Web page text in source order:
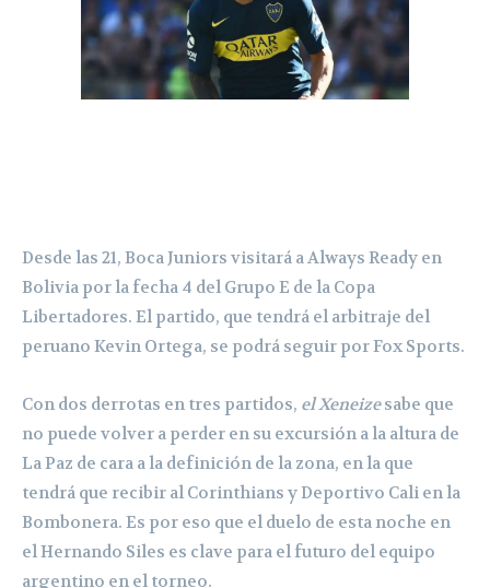
Desde las 21, Boca Juniors visitará a Always Ready en
Bolivia por la fecha 4 del Grupo E de la Copa
Libertadores. El partido, que tendrá el arbitraje del
peruano Kevin Ortega, se podrá seguir por Fox Sports.
Con dos derrotas en tres partidos, el Xeneizesabe que
no puede volver a perder en su excursión a la altura de
La Paz de cara a la definición de la zona, en la que
tendrá que recibir al Corinthians y Deportivo Cali en la
Bombonera. Es por eso que el duelo de esta noche en
el Hernando Siles es clave para el futuro del equipo
argentino en el torneo.